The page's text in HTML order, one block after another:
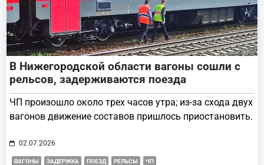
В Нижегородской области вагоны сошли с
рельсов, задерживаются поезда
ЧП произошло около трех часов утра; из-за схода двух
вагонов движение составов пришлось приостановить.
02.07.2026
ВАГОНЫ ЗАДЕРЖКА ПОЕЗД РЕЛЬСЫ ЧП